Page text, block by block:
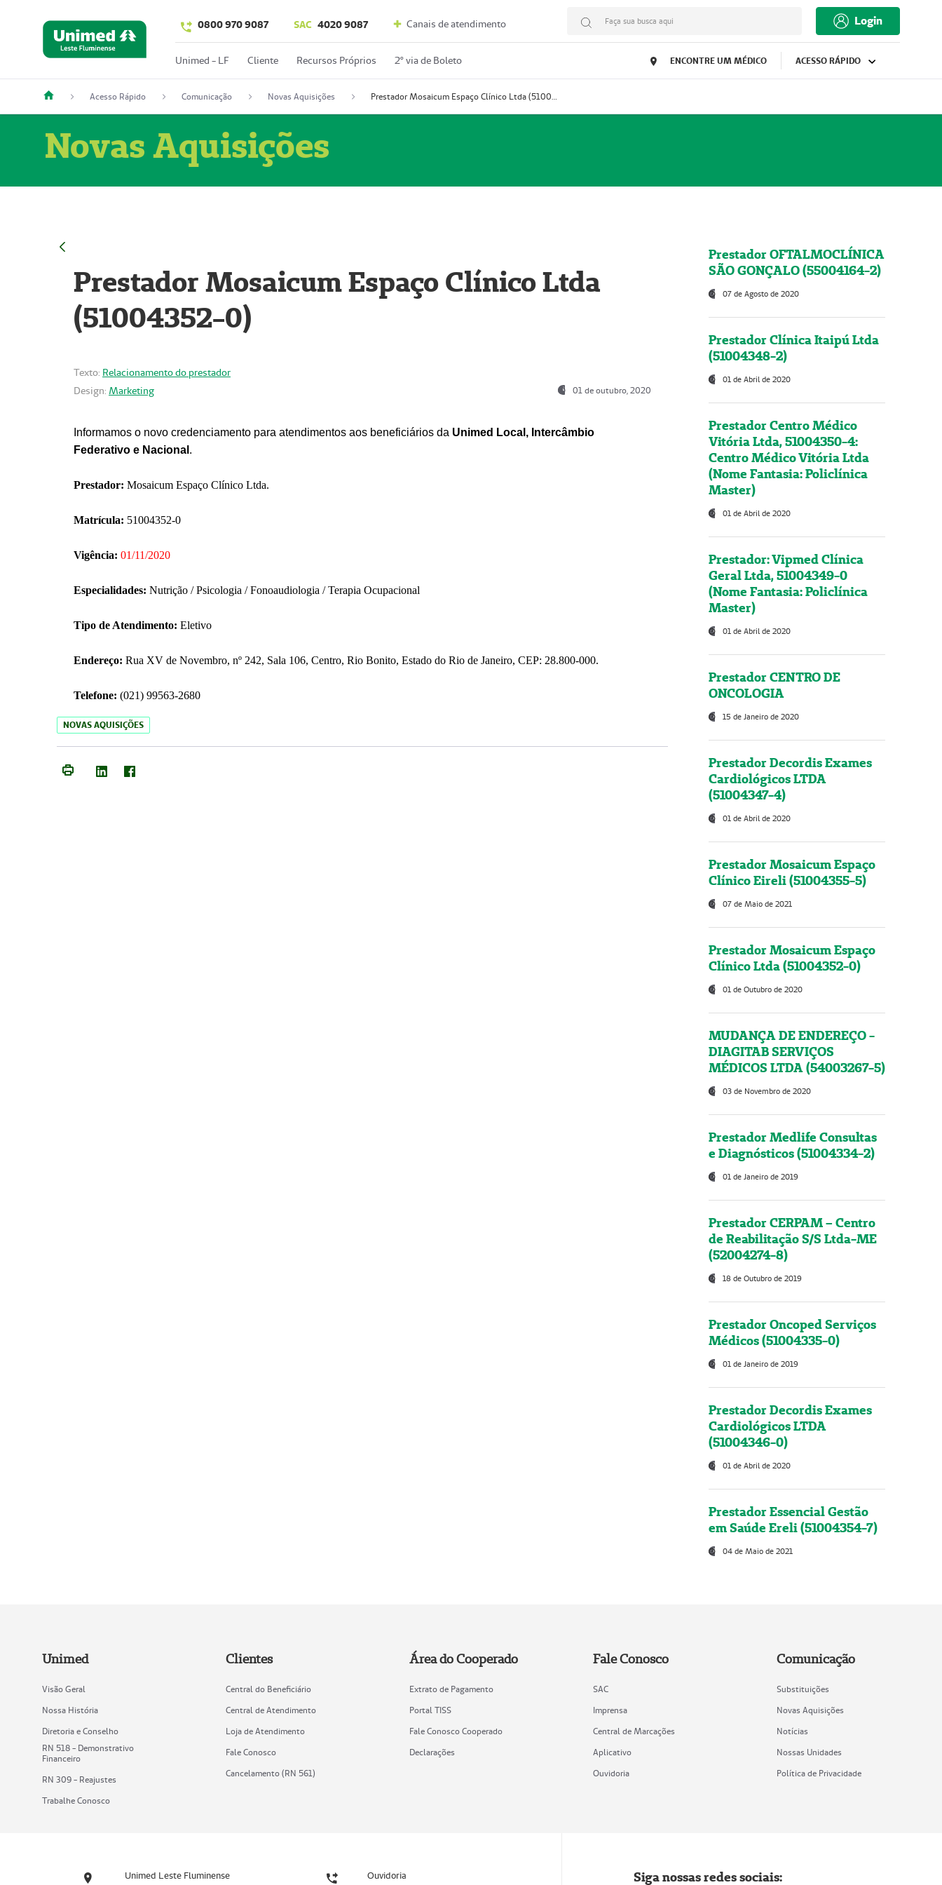
0800 970 9087 SAC 4020 9087 Canais de atendimento Faça sua busca aqui Login
Unimed - LF Cliente Recursos Próprios 2º via de Boleto ENCONTRE UM MÉDICO ACESSO RÁPIDO
Acesso Rápido Comunicação Novas Aquisições Prestador Mosaicum Espaço Clínico Ltda (51004352-0)
Novas Aquisições
Prestador Mosaicum Espaço Clínico Ltda
(51004352-0)
Texto: Relacionamento do prestador
Design: Marketing 01 de outubro, 2020
Informamos o novo credenciamento para atendimentos aos beneficiários da Unimed Local, Intercâmbio
Federativo e Nacional .
Prestador: Mosaicum Espaço Clínico Ltda.
Matrícula: 51004352-0
Vigência: 01/11/2020
Especialidades: Nutrição / Psicologia / Fonoaudiologia / Terapia Ocupacional
Tipo de Atendimento: Eletivo
Endereço: Rua XV de Novembro, nº 242, Sala 106, Centro, Rio Bonito, Estado do Rio de Janeiro, CEP: 28.800-000.
Telefone: (021) 99563-2680
NOVAS AQUISIÇÕES
Prestador OFTALMOCLÍNICA
SÃO GONÇALO (55004164-2)
07 de Agosto de 2020
Prestador Clínica Itaipú Ltda
(51004348-2)
01 de Abril de 2020
Prestador Centro Médico
Vitória Ltda, 51004350-4:
Centro Médico Vitória Ltda
(Nome Fantasia: Policlínica
Master)
01 de Abril de 2020
Prestador: Vipmed Clínica
Geral Ltda, 51004349-0
(Nome Fantasia: Policlínica
Master)
01 de Abril de 2020
Prestador CENTRO DE
ONCOLOGIA
15 de Janeiro de 2020
Prestador Decordis Exames
Cardiológicos LTDA
(51004347-4)
01 de Abril de 2020
Prestador Mosaicum Espaço
Clínico Eireli (51004355-5)
07 de Maio de 2021
Prestador Mosaicum Espaço
Clínico Ltda (51004352-0)
01 de Outubro de 2020
MUDANÇA DE ENDEREÇO -
DIAGITAB SERVIÇOS
MÉDICOS LTDA (54003267-5)
03 de Novembro de 2020
Prestador Medlife Consultas
e Diagnósticos (51004334-2)
01 de Janeiro de 2019
Prestador CERPAM – Centro
de Reabilitação S/S Ltda-ME
(52004274-8)
18 de Outubro de 2019
Prestador Oncoped Serviços
Médicos (51004335-0)
01 de Janeiro de 2019
Prestador Decordis Exames
Cardiológicos LTDA
(51004346-0)
01 de Abril de 2020
Prestador Essencial Gestão
em Saúde Ereli (51004354-7)
04 de Maio de 2021
Unimed
Visão Geral
Nossa História
Diretoria e Conselho
RN 518 - Demonstrativo
Financeiro
RN 309 - Reajustes
Trabalhe Conosco
Clientes
Central do Beneficiário
Central de Atendimento
Loja de Atendimento
Fale Conosco
Cancelamento (RN 561)
Área do Cooperado
Extrato de Pagamento
Portal TISS
Fale Conosco Cooperado
Declarações
Fale Conosco
SAC
Imprensa
Central de Marcações
Aplicativo
Ouvidoria
Comunicação
Substituições
Novas Aquisições
Notícias
Nossas Unidades
Política de Privacidade
Unimed Leste Fluminense Ouvidoria Siga nossas redes sociais: